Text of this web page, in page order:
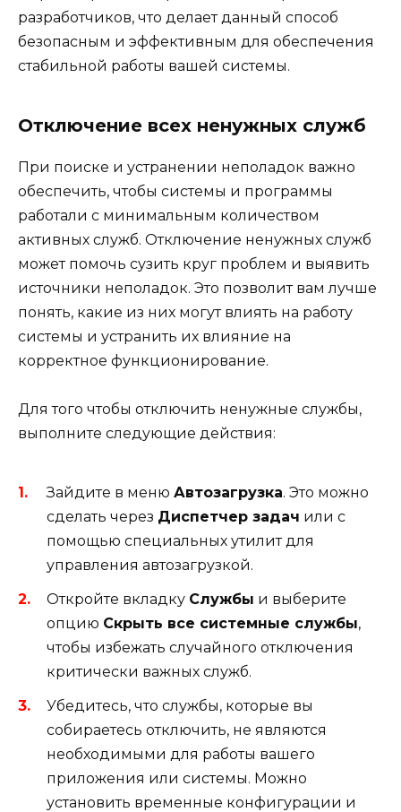
разработчиков, что делает данный способ
безопасным и эффективным для обеспечения
стабильной работы вашей системы.
Отключение всех ненужных служб
При поиске и устранении неполадок важно
обеспечить, чтобы системы и программы
работали с минимальным количеством
активных служб. Отключение ненужных служб
может помочь сузить круг проблем и выявить
источники неполадок. Это позволит вам лучше
понять, какие из них могут влиять на работу
системы и устранить их влияние на
корректное функционирование.
Для того чтобы отключить ненужные службы,
выполните следующие действия:
Зайдите в меню Автозагрузка. Это можно
сделать через Диспетчер задач или с
помощью специальных утилит для
управления автозагрузкой.
Откройте вкладку Службы и выберите
опцию Скрыть все системные службы,
чтобы избежать случайного отключения
критически важных служб.
Убедитесь, что службы, которые вы
собираетесь отключить, не являются
необходимыми для работы вашего
приложения или системы. Можно
установить временные конфигурации и